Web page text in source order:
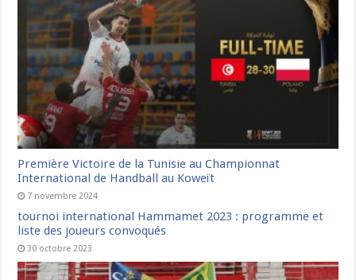
Première Victoire de la Tunisie au Championnat
International de Handball au Koweït
7 novembre 2024
tournoi international Hammamet 2023 : programme et
liste des joueurs convoqués
30 octobre 2023